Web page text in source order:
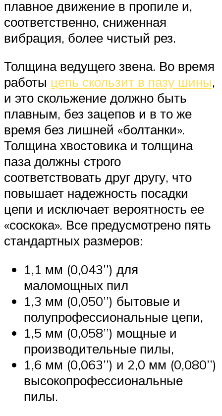
плавное движение в пропиле и,
соответственно, сниженная
вибрация, более чистый рез.
Толщина ведущего звена. Во время
работы цепь скользит в пазу шины,
и это скольжение должно быть
плавным, без зацепов и в то же
время без лишней «болтанки».
Толщина хвостовика и толщина
паза должны строго
соответствовать друг другу, что
повышает надежность посадки
цепи и исключает вероятность ее
«соскока». Все предусмотрено пять
стандартных размеров:
1,1 мм (0,043’’) для
маломощных пил
1,3 мм (0,050’’) бытовые и
полупрофессиональные цепи,
1,5 мм (0,058’’) мощные и
производительные пилы,
1,6 мм (0,063’’) и 2,0 мм (0,080’’)
высокопрофессиональные
пилы.